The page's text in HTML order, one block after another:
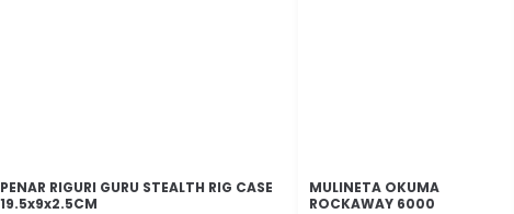
PENAR RIGURI GURU STEALTH RIG CASE
19.5x9x2.5CM
MULINETA OKUMA
ROCKAWAY 6000